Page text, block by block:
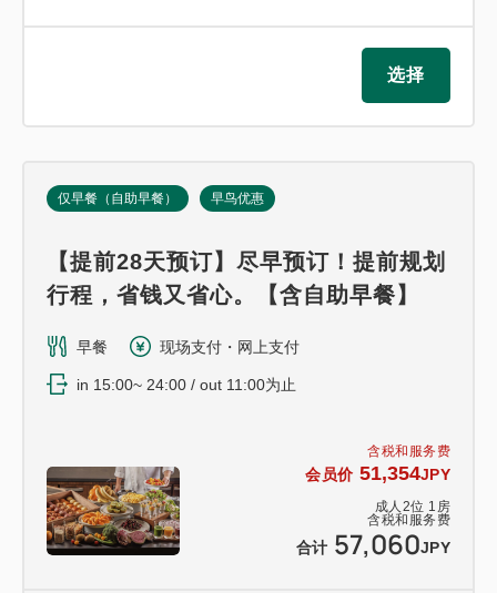
选择
含税和服务费
会员价 51,354JPY
成人 2位 1 房
含税和服务费
合计 57,060JPY
仅早餐（自助早餐） 早鸟优惠
【提前28天预订】尽早预订！提前规划
行程，省钱又省心。【含自助早餐】
早餐 现场支付・网上支付
in 15:00~ 24:00 / out 11:00为止